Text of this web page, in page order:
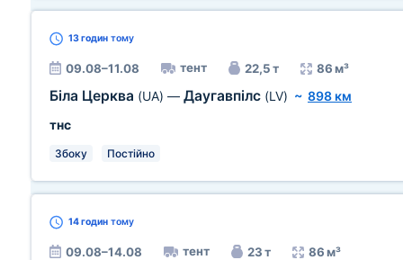
13 годин тому
09.08–11.08 тент 22,5 т 86 м³
Біла Церква (UA) — Даугавпілс (LV) ~ 898 км
тнс
Збоку Постійно
14 годин тому
09.08–14.08 тент 23 т 86 м³